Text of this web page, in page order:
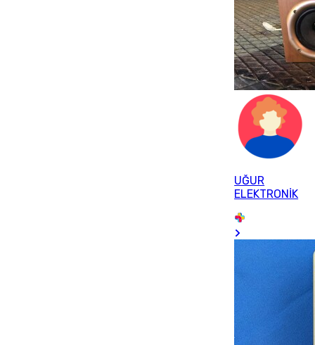
UĞUR
ELEKTRONİK